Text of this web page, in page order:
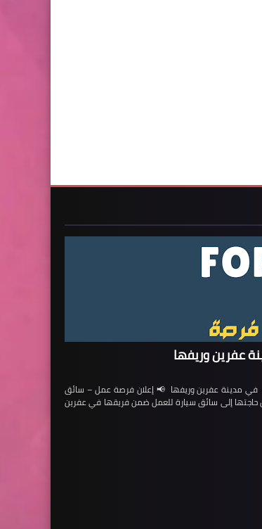
عفرين وريفها
عفرين وريفها 📢 إعلان فرصة عمل – سائق
إلى سائق سيارة للعمل ضمن فريقها في عفرين